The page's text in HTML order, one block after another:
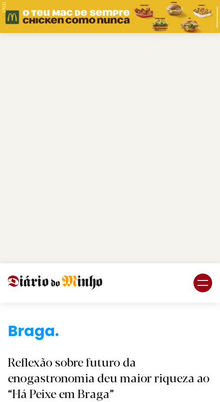
PUB.
Braga.
Reflexão sobre futuro da
enogastronomia deu maior riqueza ao
“Há Peixe em Braga”